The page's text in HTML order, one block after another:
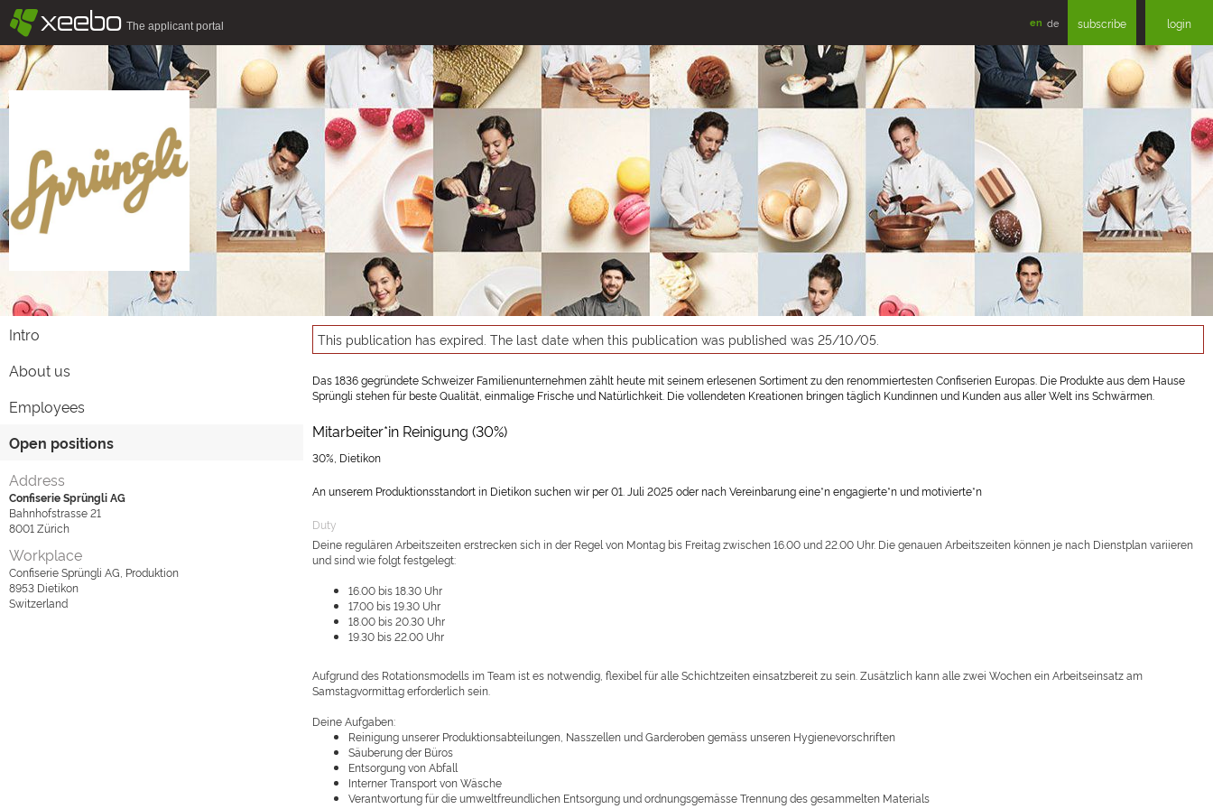
§xeebo The applicant portal en de subscribe login
Intro
About us
Employees
Open positions
Address
Confiserie Sprüngli AG
Bahnhofstrasse 21
8001 Zürich
Workplace
Confiserie Sprüngli AG, Produktion
8953 Dietikon
Switzerland
This publication has expired. The last date when this publication was published was 25/10/05.
Das 1836 gegründete Schweizer Familienunternehmen zählt heute mit seinem erlesenen Sortiment zu den renommiertesten Confiserien Europas. Die Produkte aus dem Hause
Sprüngli stehen für beste Qualität, einmalige Frische und Natürlichkeit. Die vollendeten Kreationen bringen täglich Kundinnen und Kunden aus aller Welt ins Schwärmen.
Mitarbeiter*in Reinigung (30%)
30%, Dietikon
An unserem Produktionsstandort in Dietikon suchen wir per 01. Juli 2025 oder nach Vereinbarung eine*n engagierte*n und motivierte*n
Duty
Deine regulären Arbeitszeiten erstrecken sich in der Regel von Montag bis Freitag zwischen 16.00 und 22.00 Uhr. Die genauen Arbeitszeiten können je nach Dienstplan variieren
und sind wie folgt festgelegt:
16.00 bis 18.30 Uhr
17.00 bis 19.30 Uhr
18.00 bis 20.30 Uhr
19.30 bis 22.00 Uhr
Aufgrund des Rotationsmodells im Team ist es notwendig, flexibel für alle Schichtzeiten einsatzbereit zu sein. Zusätzlich kann alle zwei Wochen ein Arbeitseinsatz am
Samstagvormittag erforderlich sein.
Deine Aufgaben:
Reinigung unserer Produktionsabteilungen, Nasszellen und Garderoben gemäss unseren Hygienevorschriften
Säuberung der Büros
Entsorgung von Abfall
Interner Transport von Wäsche
Verantwortung für die umweltfreundlichen Entsorgung und ordnungsgemässe Trennung des gesammelten Materials